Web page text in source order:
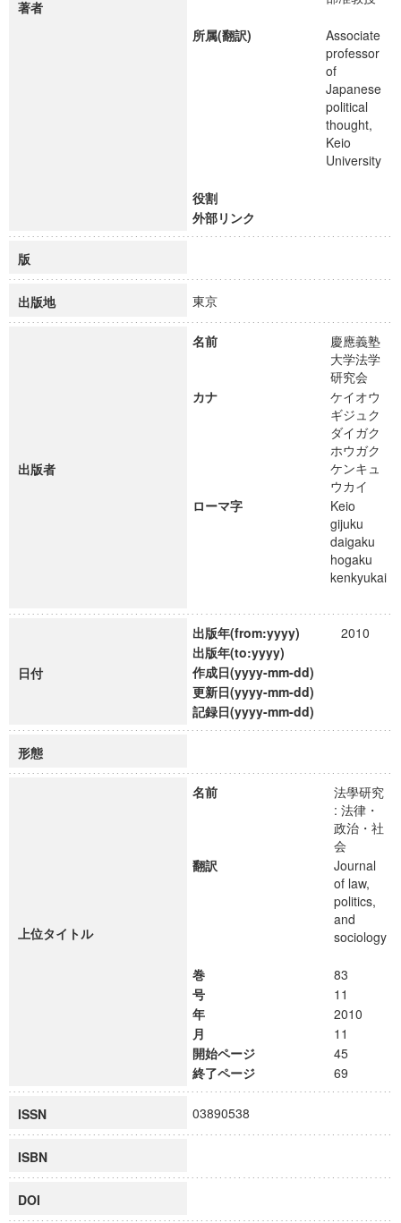
著者
所属(翻訳)
Associate
professor
of
Japanese
political
thought,
Keio
University
役割
外部リンク
版
出版地 東京
出版者
名前
慶應義塾
大学法学
研究会
カナ
ケイオウ
ギジュク
ダイガク
ホウガク
ケンキュ
ウカイ
ローマ字
Keio
gijuku
daigaku
hogaku
kenkyukai
日付
出版年(from:yyyy)
2010
出版年(to:yyyy)
作成日(yyyy-mm-dd)
更新日(yyyy-mm-dd)
記録日(yyyy-mm-dd)
形態
上位タイトル
名前
法學研究
: 法律・
政治・社
会
翻訳
Journal
of law,
politics,
and
sociology
巻
83
号
11
年
2010
月
11
開始ページ
45
終了ページ
69
ISSN 03890538
ISBN
DOI